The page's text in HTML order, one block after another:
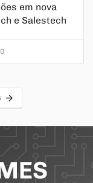
em nova
e Salestech
0